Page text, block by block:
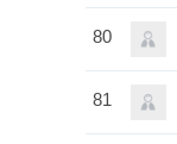
80
81